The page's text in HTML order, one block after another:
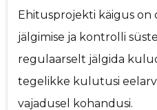
Ehitusprojekti käigus on
jälgimise ja kontrolli
regulaarselt jälgida
tegelikke kulutusi
vajadusel kohandusi.